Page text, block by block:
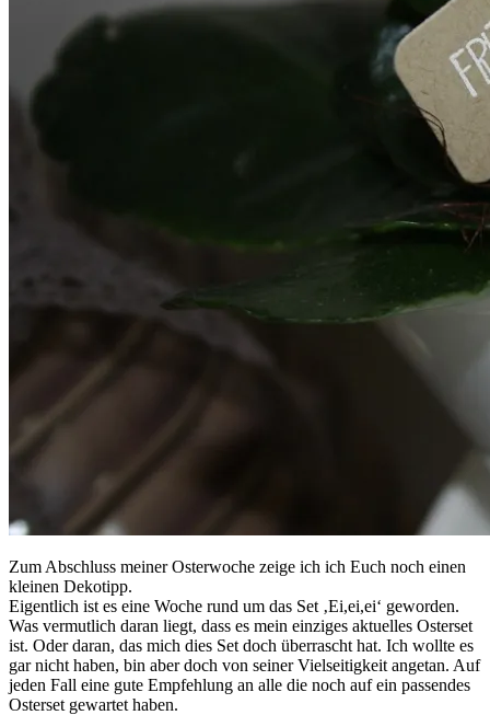
Zum Abschluss meiner Osterwoche zeige ich ich Euch noch einen
kleinen Dekotipp.
Eigentlich ist es eine Woche rund um das Set ‚Ei,ei,ei‘ geworden.
Was vermutlich daran liegt, dass es mein einziges aktuelles Osterset
ist. Oder daran, das mich dies Set doch überrascht hat. Ich wollte es
gar nicht haben, bin aber doch von seiner Vielseitigkeit angetan. Auf
jeden Fall eine gute Empfehlung an alle die noch auf ein passendes
Osterset gewartet haben.